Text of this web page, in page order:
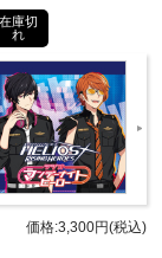
イル2枚1セ
ョンズ株
在庫切
れ
価格:3,300円(税込)